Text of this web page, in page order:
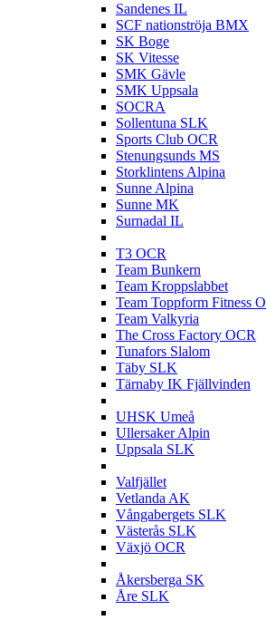
Sandenes IL
SCF nationströja BMX
SK Boge
SK Vitesse
SMK Gävle
SMK Uppsala
SOCRA
Sollentuna SLK
Sports Club OCR
Stenungsunds MS
Storklintens Alpina
Sunne Alpina
Sunne MK
Surnadal IL
T3 OCR
Team Bunkern
Team Kroppslabbet
Team Toppform Fitness
Team Valkyria
The Cross Factory OCR
Tunafors Slalom
Täby SLK
Tärnaby IK Fjällvinden
UHSK Umeå
Ullersaker Alpin
Uppsala SLK
Valfjället
Vetlanda AK
Vångabergets SLK
Västerås SLK
Växjö OCR
Åkersberga SK
Åre SLK